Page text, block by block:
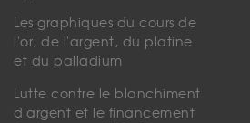
Les graphiques du cours de
l'or, de l'argent, du platine
et du palladium
Lutte contre le blanchiment
d'argent et le financement